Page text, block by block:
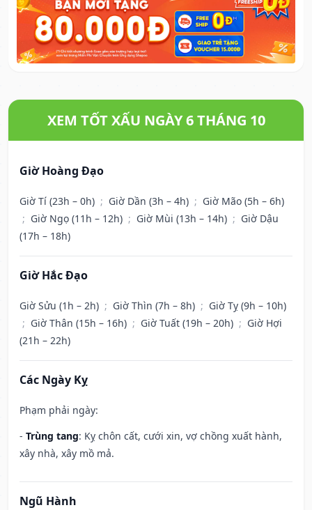
XEM TỐT XẤU NGÀY 6 THÁNG 10
Giờ Hoàng Đạo
Giờ Tí (23h – 0h) ; Giờ Dần (3h – 4h) ; Giờ Mão (5h – 6h)
; Giờ Ngọ (11h – 12h) ; Giờ Mùi (13h – 14h) ; Giờ Dậu
(17h – 18h)
Giờ Hắc Đạo
Giờ Sửu (1h – 2h) ; Giờ Thìn (7h – 8h) ; Giờ Tỵ (9h – 10h)
; Giờ Thân (15h – 16h) ; Giờ Tuất (19h – 20h) ; Giờ Hợi
(21h – 22h)
Các Ngày Kỵ
Phạm phải ngày:
- Trùng tang: Kỵ chôn cất, cưới xin, vợ chồng xuất hành,
xây nhà, xây mồ mả.
Ngũ Hành